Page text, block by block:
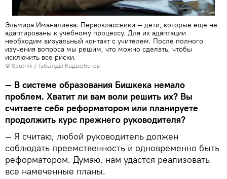
Эльмира Иманалиева: Первоклассники — дети, которые еще не
адаптированы к учебному процессу. Для их адаптации
необходим визуальный контакт с учителем. После полного
изучения вопроса мы решим, что можно сделать, чтобы
исключить все риски.
© Sputnik / Табылды Кадырбеков
— В системе образования Бишкека немало
проблем. Хватит ли вам воли решить их? Вы
считаете себя реформатором или планируете
продолжить курс прежнего руководителя?
— Я считаю, любой руководитель должен
соблюдать преемственность и одновременно быть
реформатором. Думаю, нам удастся реализовать
все намеченные планы.